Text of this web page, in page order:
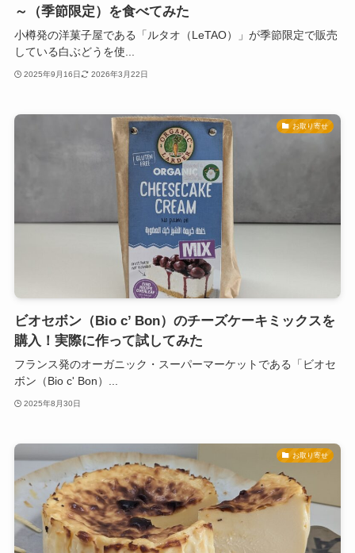
～（季節限定）を食べてみた
小樽発の洋菓子屋である「ルタオ（LeTAO）」が季節限定で販売
している白ぶどうを使...
2025年9月16日 2026年3月22日
お取り寄せ
ビオセボン（Bio c’ Bon）のチーズケーキミックスを
購入！実際に作って試してみた
フランス発のオーガニック・スーパーマーケットである「ビオセ
ボン（Bio c' Bon）...
2025年8月30日
お取り寄せ